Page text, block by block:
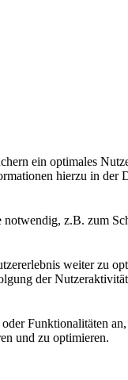
ein optimales
hierzu in der
z.B. zum
weiter zu
der
Funktionalitäten
und zu optimieren.